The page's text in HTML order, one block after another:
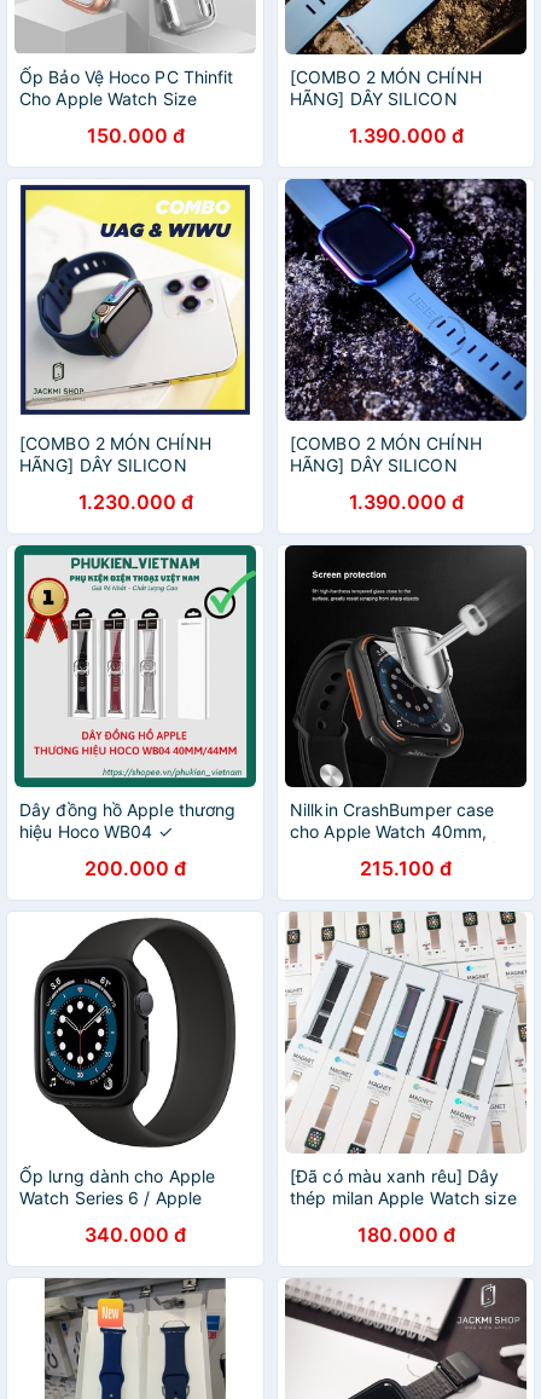
Ốp Bảo Vệ Hoco PC Thinfit
Cho Apple Watch Size
150.000 đ
[COMBO 2 MÓN CHÍNH
HÃNG] DÂY SILICON
CHO APPLE WATCH + ỐP
VIỀN CHÍNH HÃNG WIWU
CHO APPLE WATCH
1.390.000 đ
[COMBO 2 MÓN CHÍNH
HÃNG] DÂY SILICON
CHO APPLE WATCH + ỐP
VIỀN CHÍNH HÃNG WIWU
CHO APPLE WATCH
1.230.000 đ
[COMBO 2 MÓN CHÍNH
HÃNG] DÂY SILICON
CHO APPLE WATCH + ỐP
VIỀN CHÍNH HÃNG WIWU
CHO APPLE WATCH
1.390.000 đ
Dây đồng hồ Apple thương
hiệu Hoco WB04 ✓
200.000 đ
Nillkin CrashBumper case
cho Apple Watch 40mm,
bảo vệ Apple Watch chính
hãng cao cấp
215.100 đ
Ốp lưng dành cho Apple
Watch Series 6 / Apple
SPIGEN Thin Fit - Hàng
Chính Hãng
340.000 đ
[Đã có màu xanh rêu] Dây
thép milan Apple Watch size
hãng COTEet.CI
180.000 đ